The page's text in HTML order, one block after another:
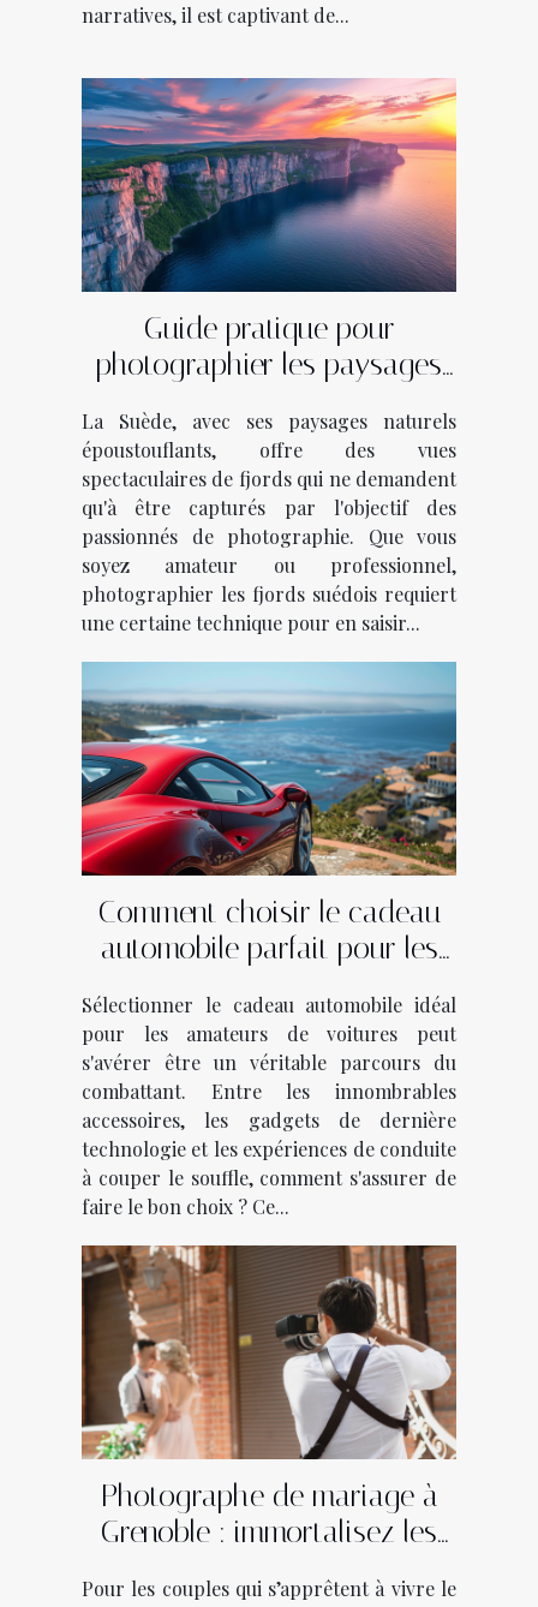
narratives, il est captivant de...
Guide pratique pour
photographier les paysages
La Suède, avec ses paysages naturels
époustouflants, offre des vues
spectaculaires de fjords qui ne demandent
qu'à être capturés par l'objectif des
passionnés de photographie. Que vous
soyez amateur ou professionnel,
photographier les fjords suédois requiert
une certaine technique pour en saisir...
Comment choisir le cadeau
automobile parfait pour les
Sélectionner le cadeau automobile idéal
pour les amateurs de voitures peut
s'avérer être un véritable parcours du
combattant. Entre les innombrables
accessoires, les gadgets de dernière
technologie et les expériences de conduite
à couper le souffle, comment s'assurer de
faire le bon choix ? Ce...
Photographe de mariage à
Grenoble : immortalisez les
Pour les couples qui s’apprêtent à vivre le